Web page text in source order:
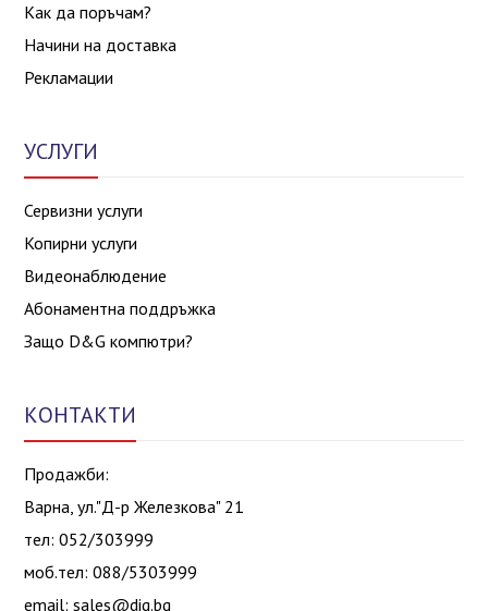
Как да поръчам?
Начини на доставка
Рекламации
УСЛУГИ
Сервизни услуги
Копирни услуги
Видеонаблюдение
Абонаментна поддръжка
Защо D&G компютри?
КОНТАКТИ
Продажби:
Варна, ул."Д-р Железкова" 21
тел: 052/303999
моб.тел: 088/5303999
email:sales@dig.bg